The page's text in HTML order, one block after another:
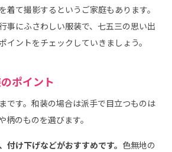
着て撮影するというご家庭もあります。
事にふさわしい服装で、七五三の思い出
イントをチェックしていきましょう。
ポイント
です。和装の場合は派手で目立つものは
のものを選びます。
付け下げなどがおすすめです。 色無地の